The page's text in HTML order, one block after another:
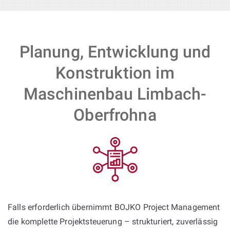
Planung, Entwicklung und
Konstruktion im
Maschinenbau Limbach-
Oberfrohna
Falls erforderlich übernimmt BOJKO Project Management
die komplette Projektsteuerung – strukturiert, zuverlässig